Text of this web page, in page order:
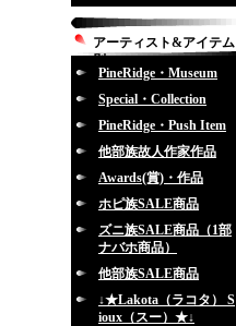
アーティスト&アイテム
別
PineRidge・Museum
Special・Collection
PineRidge・Push Item
他部族故人作家作品
Awards(賞)・作品
ホピ族SALE商品
ズニ族SALE商品（1部
ナバホ商品）
他部族SALE商品
↓★Lakota（ラコタ） S
ioux（スー）★↓